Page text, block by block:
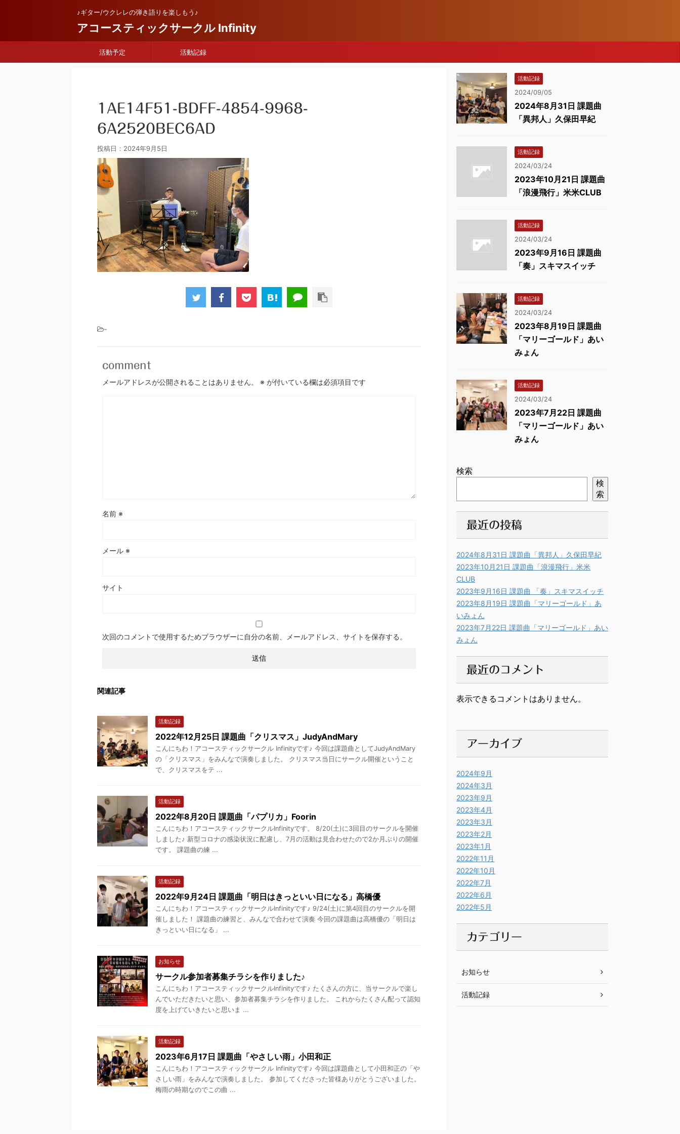
♪ギター/ウクレレの弾き語りを楽しもう♪
アコースティックサークル Infinity
活動予定 活動記録
1AE14F51-BDFF-4854-9968-
6A2520BEC6AD
投稿日： 2024年9月5日
-
comment
メールアドレスが公開されることはありません。 ※ が付いている欄は必須項目です
名前 ※
メール ※
サイト
次回のコメントで使用するためブラウザーに自分の名前、メールアドレス、サイトを保存する。
関連記事
活動記録
2022年12月25日 課題曲「クリスマス」JudyAndMary
こんにちわ！アコースティックサークル Infinityです♪ 今回は課題曲としてJudyAndMary
の「クリスマス」をみんなで演奏しました。 クリスマス当日にサークル開催ということ
で、クリスマスをテ ...
活動記録
2022年8月20日 課題曲「パプリカ」Foorin
こんにちわ！アコースティックサークルInfinityです。 8/20(土)に3回目のサークルを開催
しました♪ 新型コロナの感染状況に配慮し、7月の活動は見合わせたので2か月ぶりの開催
です。 課題曲の練 ...
活動記録
2022年9月24日 課題曲「明日はきっといい日になる」高橋優
こんにちわ！アコースティックサークルInfinityです♪ 9/24(土)に第4回目のサークルを開
催しました！ 課題曲の練習と、みんなで合わせて演奏 今回の課題曲は高橋優の「明日は
きっといい日になる」 ...
お知らせ
サークル参加者募集チラシを作りました♪
こんにちわ！アコースティックサークルInfinityです♪ たくさんの方に、当サークルで楽し
んでいただきたいと思い、参加者募集チラシを作りました。 これからたくさん配って認知
度を上げていきたいと思いま ...
活動記録
2023年6月17日 課題曲「やさしい雨」小田和正
こんにちわ！アコースティックサークル Infinityです♪ 今回は課題曲として小田和正の「や
さしい雨」をみんなで演奏しました。 参加してくださった皆様ありがとうございました。
梅雨の時期なのでこの曲 ...
活動記録
2024/09/05
2024年8月31日 課題曲
「異邦人」久保田早紀
活動記録
2024/03/24
2023年10月21日 課題曲
「浪漫飛行」米米CLUB
活動記録
2024/03/24
2023年9月16日 課題曲
「奏」スキマスイッチ
活動記録
2024/03/24
2023年8月19日 課題曲
「マリーゴールド」あい
みょん
活動記録
2024/03/24
2023年7月22日 課題曲
「マリーゴールド」あい
みょん
検索
検
索
最近の投稿
2024年8月31日 課題曲「異邦人」久保田早紀
2023年10月21日 課題曲「浪漫飛行」米米
CLUB
2023年9月16日 課題曲 「奏」スキマスイッチ
2023年8月19日 課題曲「マリーゴールド」あ
いみょん
2023年7月22日 課題曲「マリーゴールド」あい
みょん
最近のコメント
表示できるコメントはありません。
アーカイブ
2024年9月
2024年3月
2023年9月
2023年4月
2023年3月
2023年2月
2023年1月
2022年11月
2022年10月
2022年7月
2022年6月
2022年5月
カテゴリー
お知らせ
活動記録